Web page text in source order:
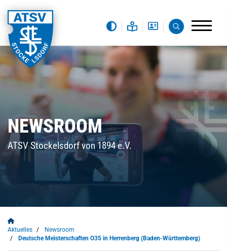
NEWSROOM
ATSV Stockelsdorf von 1894 e.V.
Aktuelles
Newsroom
Deutsche Meisterschaften O35 in Herrenberg (Baden-Württemberg)